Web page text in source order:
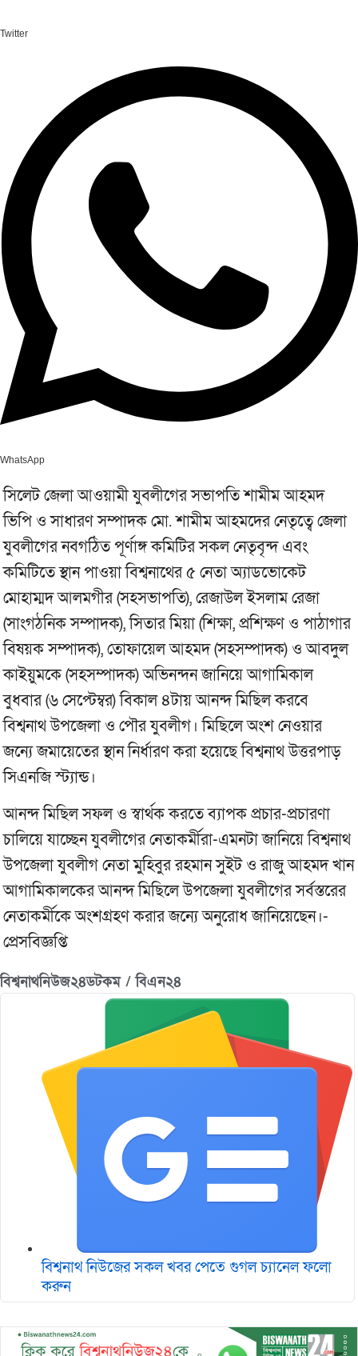
Twitter
WhatsApp
সিলেট জেলা আওয়ামী যুবলীগের সভাপতি শামীম আহমদ
ভিপি ও সাধারণ সম্পাদক মো. শামীম আহমদের নেতৃত্বে জেলা
যুবলীগের নবগঠিত পূর্ণাঙ্গ কমিটির সকল নেতৃবৃন্দ এবং
কমিটিতে স্থান পাওয়া বিশ্বনাথের ৫ নেতা অ্যাডভোকেট
মোহাম্মদ আলমগীর (সহসভাপতি), রেজাউল ইসলাম রেজা
(সাংগঠনিক সম্পাদক), সিতার মিয়া (শিক্ষা, প্রশিক্ষণ ও পাঠাগার
বিষয়ক সম্পাদক), তোফায়েল আহমদ (সহসম্পাদক) ও আবদুল
কাইয়ুমকে (সহসম্পাদক) অভিনন্দন জানিয়ে আগামিকাল
বুধবার (৬ সেপ্টেম্বর) বিকাল ৪টায় আনন্দ মিছিল করবে
বিশ্বনাথ উপজেলা ও পৌর যুবলীগ। মিছিলে অংশ নেওয়ার
জন্যে জমায়েতের স্থান নির্ধারণ করা হয়েছে বিশ্বনাথ উত্তরপাড়
সিএনজি স্ট্যান্ড।
আনন্দ মিছিল সফল ও স্বার্থক করতে ব্যাপক প্রচার-প্রচারণা
চালিয়ে যাচ্ছেন যুবলীগের নেতাকর্মীরা-এমনটা জানিয়ে বিশ্বনাথ
উপজেলা যুবলীগ নেতা মুহিবুর রহমান সুইট ও রাজু আহমদ খান
আগামিকালকের আনন্দ মিছিলে উপজেলা যুবলীগের সর্বস্তরের
নেতাকর্মীকে অংশগ্রহণ করার জন্যে অনুরোধ জানিয়েছেন।-
প্রেসবিজ্ঞপ্তি
বিশ্বনাথনিউজ২৪ডটকম / বিএন২৪
বিশ্বনাথ নিউজের সকল খবর পেতে গুগল চ‌্যানেল ফলো
করুন